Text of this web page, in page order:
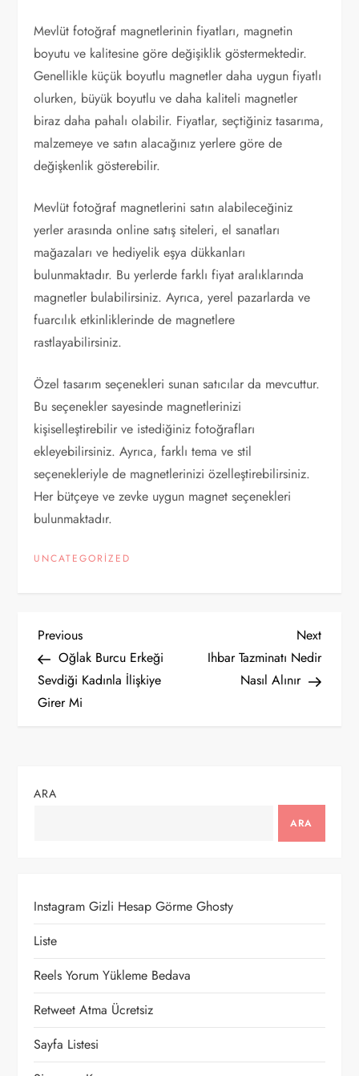
Mevlüt fotoğraf magnetlerinin fiyatları, magnetin
boyutu ve kalitesine göre değişiklik göstermektedir.
Genellikle küçük boyutlu magnetler daha uygun fiyatlı
olurken, büyük boyutlu ve daha kaliteli magnetler
biraz daha pahalı olabilir. Fiyatlar, seçtiğiniz tasarıma,
malzemeye ve satın alacağınız yerlere göre de
değişkenlik gösterebilir.
Mevlüt fotoğraf magnetlerini satın alabileceğiniz
yerler arasında online satış siteleri, el sanatları
mağazaları ve hediyelik eşya dükkanları
bulunmaktadır. Bu yerlerde farklı fiyat aralıklarında
magnetler bulabilirsiniz. Ayrıca, yerel pazarlarda ve
fuarcılık etkinliklerinde de magnetlere
rastlayabilirsiniz.
Özel tasarım seçenekleri sunan satıcılar da mevcuttur.
Bu seçenekler sayesinde magnetlerinizi
kişiselleştirebilir ve istediğiniz fotoğrafları
ekleyebilirsiniz. Ayrıca, farklı tema ve stil
seçenekleriyle de magnetlerinizi özelleştirebilirsiniz.
Her bütçeye ve zevke uygun magnet seçenekleri
bulunmaktadır.
UNCATEGORIZED
Y
a
z
g
i
n
m
e
s
Previous
Post
Previous
Oğlak Burcu Erkeği
Sevdiği Kadınla İlişkiye
Girer Mi
Next
Post
Next
Ihbar Tazminatı Nedir
Nasıl Alınır
ARA
ARA
Instagram Gizli Hesap Görme Ghosty
Liste
Reels Yorum Yükleme Bedava
Retweet Atma Ücretsiz
Sayfa Listesi